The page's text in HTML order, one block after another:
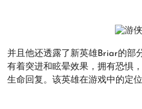
并且他还透露了新英雄Briar的部
有着突进和眩晕效果，拥有恐惧
生命回复。该英雄在游戏中的定位